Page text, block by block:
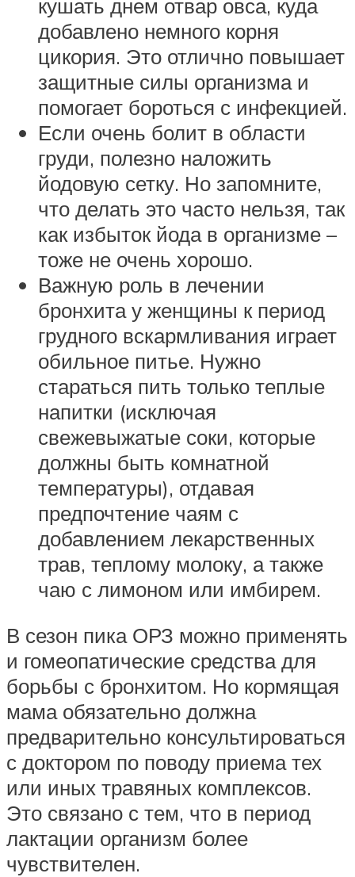
кушать днем отвар овса, куда
добавлено немного корня
цикория. Это отлично повышает
защитные силы организма и
помогает бороться с инфекцией.
Если очень болит в области
груди, полезно наложить
йодовую сетку. Но запомните,
что делать это часто нельзя, так
как избыток йода в организме –
тоже не очень хорошо.
Важную роль в лечении
бронхита у женщины к период
грудного вскармливания играет
обильное питье. Нужно
стараться пить только теплые
напитки (исключая
свежевыжатые соки, которые
должны быть комнатной
температуры), отдавая
предпочтение чаям с
добавлением лекарственных
трав, теплому молоку, а также
чаю с лимоном или имбирем.
В сезон пика ОРЗ можно применять
и гомеопатические средства для
борьбы с бронхитом. Но кормящая
мама обязательно должна
предварительно консультироваться
с доктором по поводу приема тех
или иных травяных комплексов.
Это связано с тем, что в период
лактации организм более
чувствителен.